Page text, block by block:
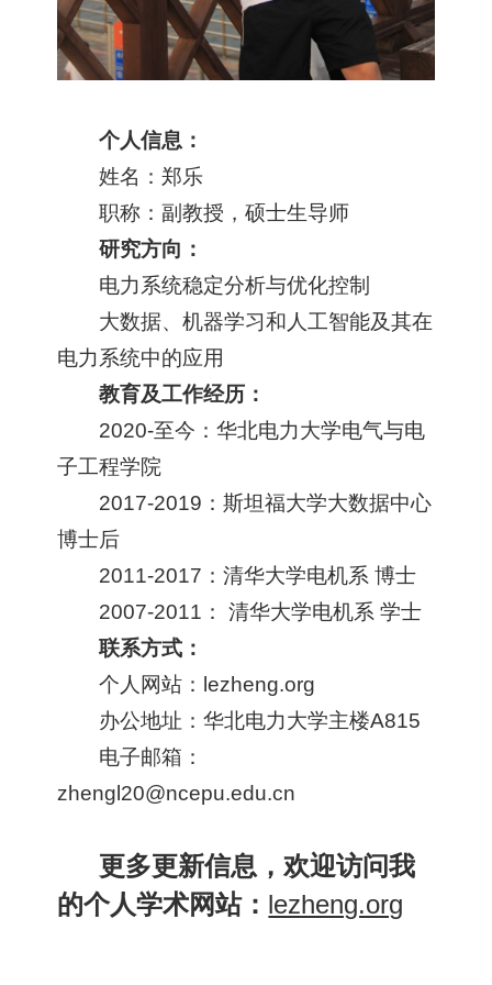
个人信息：
姓名：郑乐
职称：副教授，硕士生导师
研究方向：
电力系统稳定分析与优化控制
大数据、机器学习和人工智能及其在
电力系统中的应用
教育及工作经历：
2020-至今：华北电力大学电气与电
子工程学院
2017-2019：斯坦福大学大数据中心
博士后
2011-2017：清华大学电机系 博士
2007-2011： 清华大学电机系 学士
联系方式：
个人网站： lezheng.org
办公地址：华北电力大学主楼A815
电子邮箱：
zhengl20@ncepu.edu.cn
更多更新信息，欢迎访问我
的个人学术网站： lezheng.org